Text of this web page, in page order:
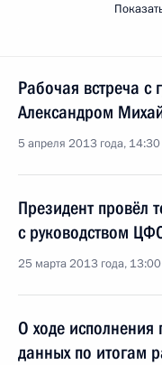
Рабочая встреча с
Александром
5 апреля 2013 года, 14:30
Президент провёл
с руководством
25 марта 2013 года, 13:00
О ходе исполнения
данных по итогам